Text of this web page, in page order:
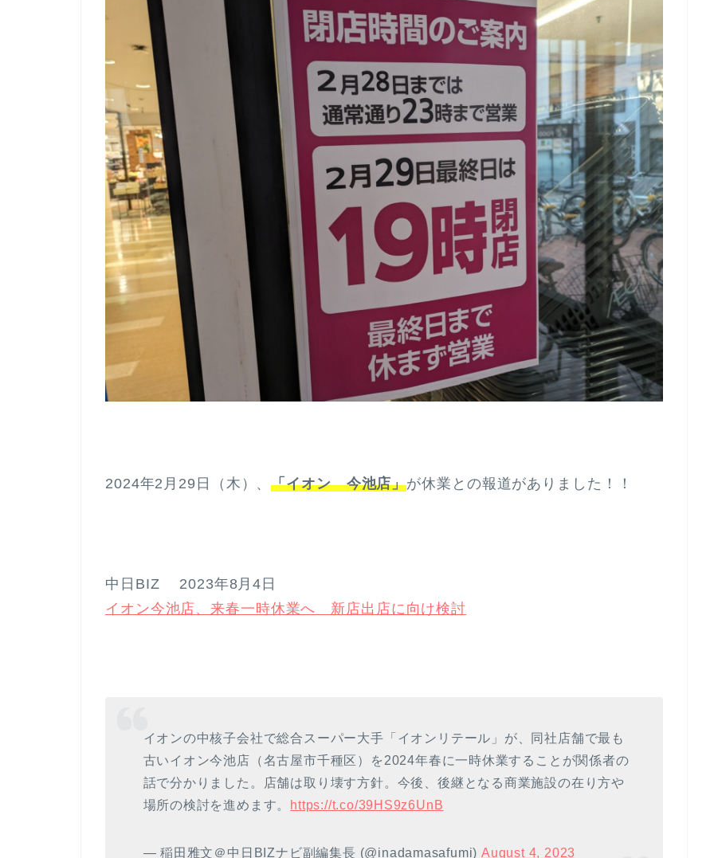
2024年2月29日（木）、「イオン 今池店」が休業との報道がありました！！
中日BIZ 2023年8月4日
イオン今池店、来春一時休業へ 新店出店に向け検討
イオンの中核子会社で総合スーパー大手「イオンリテール」が、同社店舗で最も
古いイオン今池店（名古屋市千種区）を2024年春に一時休業することが関係者の
話で分かりました。店舗は取り壊す方針。今後、後継となる商業施設の在り方や
場所の検討を進めます。
https://t.co/39HS9z6UnB
— 稲田雅文＠中日BIZナビ副編集長 (@inadamasafumi)August 4, 2023